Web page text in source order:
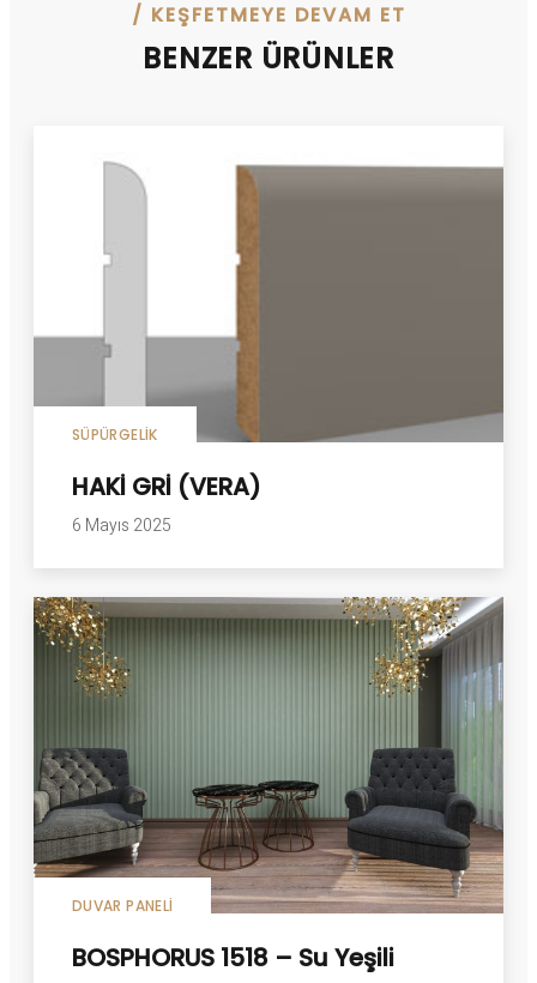
/ KEŞFETMEYE DEVAM ET
BENZER ÜRÜNLER
SÜPÜRGELIK
HAKİ GRİ (VERA)
6 Mayıs 2025
DUVAR PANELI
BOSPHORUS 1518 – Su Yeşili